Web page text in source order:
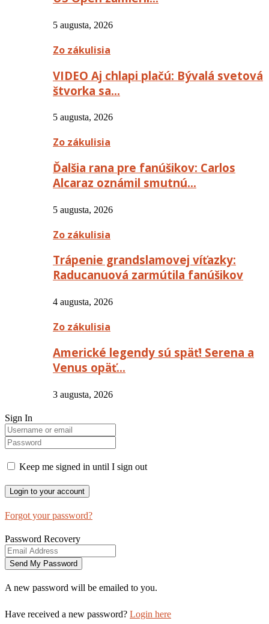
5 augusta, 2026
Zo zákulisia
VIDEO Aj chlapi plačú: Bývalá svetová
štvorka sa…
5 augusta, 2026
Zo zákulisia
Ďalšia rana pre fanúšikov: Carlos
Alcaraz oznámil smutnú…
5 augusta, 2026
Zo zákulisia
Trápenie grandslamovej víťazky:
Raducanuová zarmútila fanúšikov
4 augusta, 2026
Zo zákulisia
Americké legendy sú späť! Serena a
Venus opäť…
3 augusta, 2026
Sign In
Keep me signed in until I sign out
Forgot your password?
Password Recovery
A new password will be emailed to you.
Have received a new password? Login here